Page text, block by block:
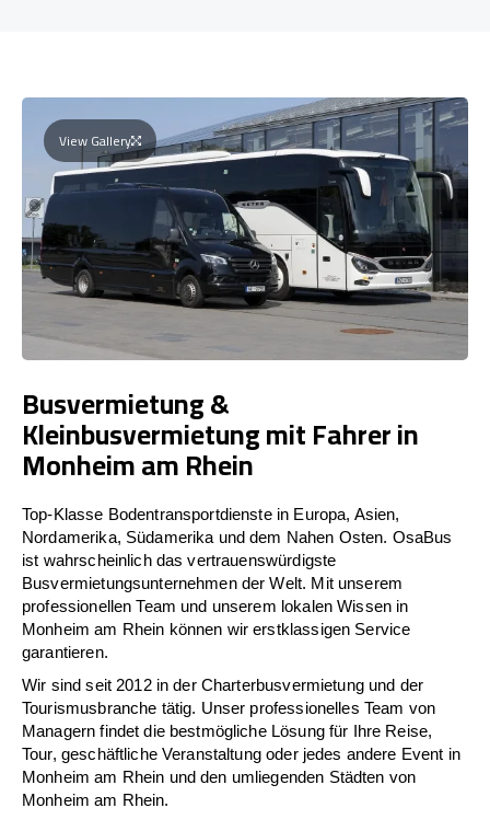
View Gallery
Busvermietung &
Kleinbusvermietung mit Fahrer in
Monheim am Rhein
Top-Klasse Bodentransportdienste in Europa, Asien,
Nordamerika, Südamerika und dem Nahen Osten. OsaBus
ist wahrscheinlich das vertrauenswürdigste
Busvermietungsunternehmen der Welt. Mit unserem
professionellen Team und unserem lokalen Wissen in
Monheim am Rhein können wir erstklassigen Service
garantieren.
Wir sind seit 2012 in der Charterbusvermietung und der
Tourismusbranche tätig. Unser professionelles Team von
Managern findet die bestmögliche Lösung für Ihre Reise,
Tour, geschäftliche Veranstaltung oder jedes andere Event in
Monheim am Rhein und den umliegenden Städten von
Monheim am Rhein.